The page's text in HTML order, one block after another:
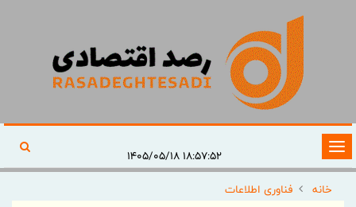
تغییر
وضعیت
ناوبری
خانه
فناوری اطلاعات